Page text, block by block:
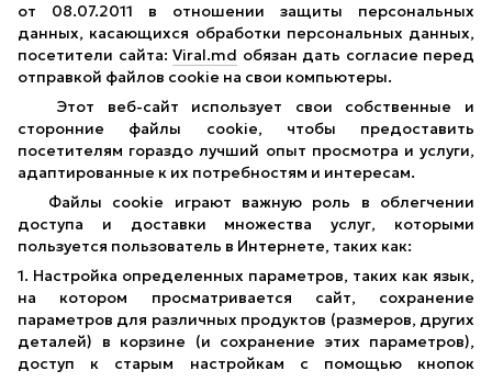
от 08.07.2011 в отношении защиты персональных
данных, касающихся обработки персональных данных,
посетители сайта: Viral.md обязан дать согласие перед
отправкой файлов cookie на свои компьютеры.
Этот веб-сайт использует свои собственные и
сторонние файлы cookie, чтобы предоставить
посетителям гораздо лучший опыт просмотра и услуги,
адаптированные к их потребностям и интересам.
Файлы cookie играют важную роль в облегчении
доступа и доставки множества услуг, которыми
пользуется пользователь в Интернете, таких как:
1. Настройка определенных параметров, таких как язык,
на котором просматривается сайт, сохранение
параметров для различных продуктов (размеров, других
деталей) в корзине (и сохранение этих параметров),
доступ к старым настройкам с помощью кнопок